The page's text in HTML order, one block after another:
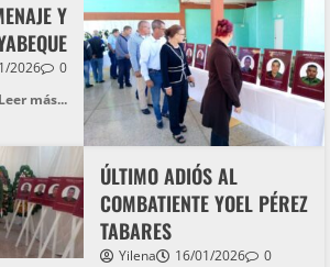
Y
2026
0
Leer más...
ÚLTIMO ADIÓS AL
COMBATIENTE YOEL PÉREZ
TABARES
Yilena 16/01/2026
0